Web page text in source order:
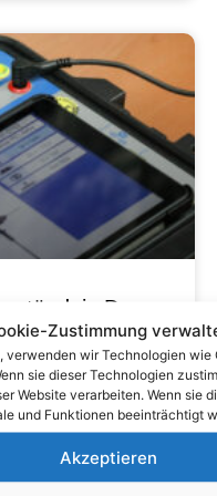
Zustimmung
verwenden wir Technologien
sie dieser Technologien
Website verarbeiten. Wenn sie
und Funktionen beeinträchtigt
Akzeptieren
Des
Geräte